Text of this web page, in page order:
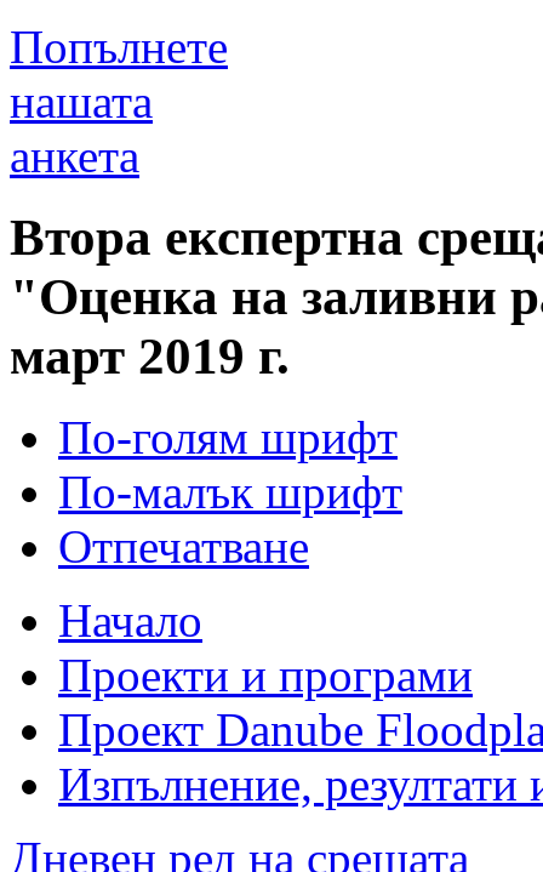
Попълнете
нашата
анкета
Втора експертна
"Оценка на заливни
март 2019 г.
По-голям шрифт
По-малък шрифт
Отпечатване
Начало
Проекти и програми
Проект Danube
Изпълнение, резултати
Дневен ред на срещата